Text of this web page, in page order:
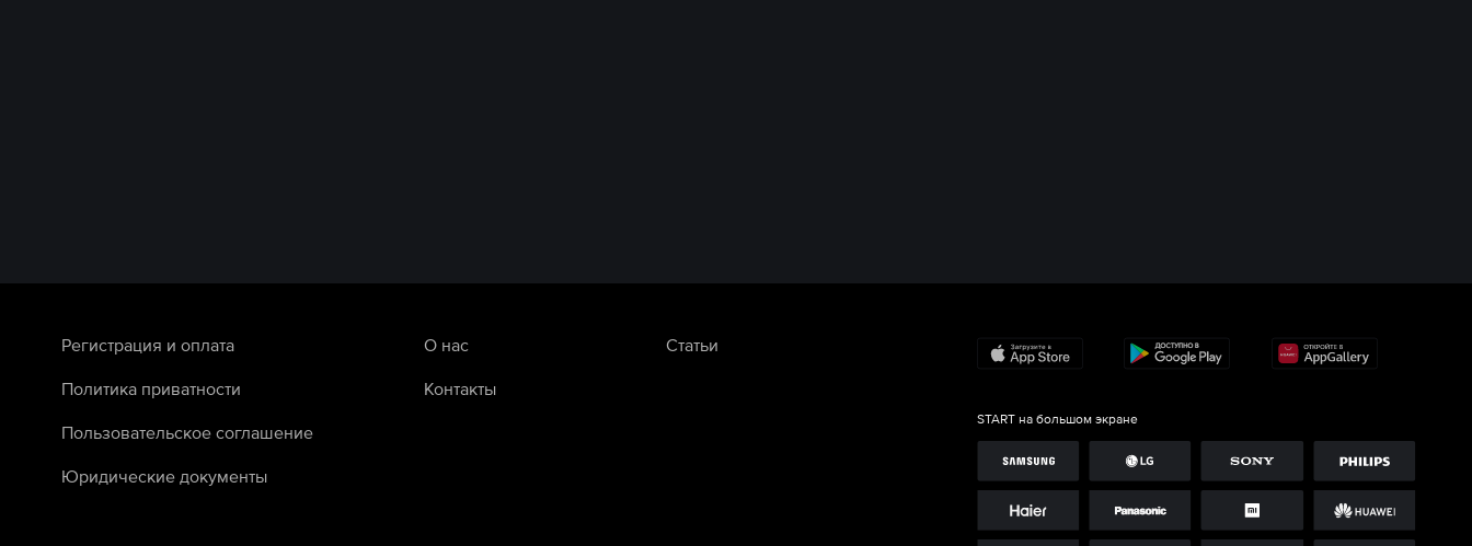
Регистрация и оплата
Политика приватности
Пользовательское соглашение
Юридические документы
О нас
Контакты
Статьи
START на большом экране